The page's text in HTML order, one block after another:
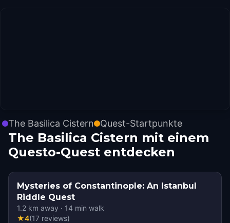
The Basilica Cistern Quest-Startpunkte
The Basilica Cistern mit einem
Questo-Quest entdecken
Mysteries of Constantinople: An Istanbul
Riddle Quest
1.2 km away · 14 min walk
★4(17 reviews)